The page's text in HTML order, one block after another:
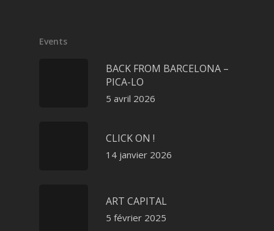
Events
BACK FROM BARCELONA –
PICA-LO
5 avril 2026
CLICK ON !
14 janvier 2026
ART CAPITAL
5 février 2025